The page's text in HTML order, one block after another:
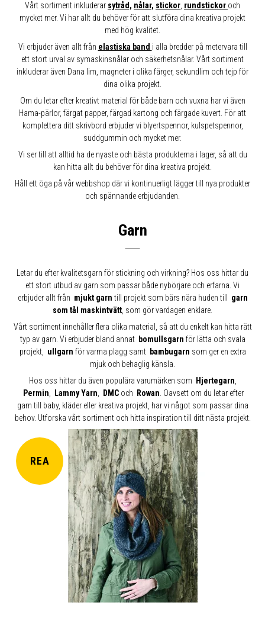
Vårt sortiment inkluderar sytråd, nålar, stickor, rundstickor och
mycket mer. Vi har allt du behöver för att slutföra dina kreativa projekt
med hög kvalitet.
Vi erbjuder även allt från elastiska band i alla bredder på metervara till
ett stort urval av symaskinsnålar och säkerhetsnålar. Vårt sortiment
inkluderar även Dana lim, magneter i olika färger, sekundlim och tejp för
dina olika projekt.
Om du letar efter kreativt material för både barn och vuxna har vi även
Hama-pärlor, färgat papper, färgad kartong och färgade kuvert. För att
komplettera ditt skrivbord erbjuder vi blyertspennor, kulspetspennor,
suddgummin och mycket mer.
Vi ser till att alltid ha de nyaste och bästa produkterna i lager, så att du
kan hitta allt du behöver för dina kreativa projekt.
Håll ett öga på vår webbshop där vi kontinuerligt lägger till nya produkter
och spännande erbjudanden.
Garn
Letar du efter kvalitetsgarn för stickning och virkning? Hos oss hittar du
ett stort utbud av garn som passar både nybörjare och erfarna. Vi
erbjuder allt från mjukt garn till projekt som bärs nära huden till
garn
som tål maskintvätt, som gör vardagen enklare.
Vårt sortiment innehåller flera olika material, så att du enkelt kan hitta rätt
typ av garn. Vi erbjuder bland annat bomullsgarn för lätta och svala
projekt, ullgarn för varma plagg samt bambugarn som ger en extra
mjuk och behaglig känsla.
Hos oss hittar du även populära varumärken som
Hjertegarn,
Permin, Lammy Yarn, DMC och Rowan. Oavsett om du letar efter
garn till baby, kläder eller kreativa projekt, har vi något som passar dina
behov. Utforska vårt sortiment och hitta inspiration till ditt nästa projekt.
REA